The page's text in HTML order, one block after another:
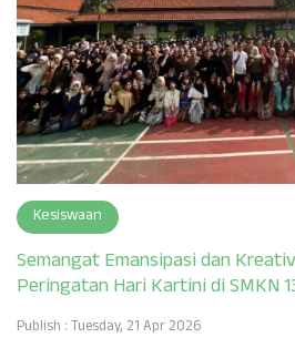
Kesiswaan
Semangat Emansipasi dan
Peringatan Hari Kartini di SMKN
Publish : Tuesday, 21 Apr 2026